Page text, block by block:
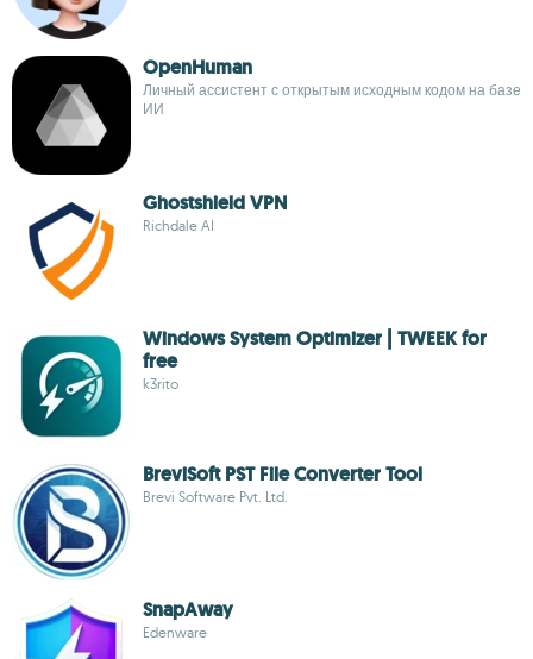
OpenHuman
Личный ассистент с открытым исходным кодом на базе
ИИ
Ghostshield VPN
Richdale AI
Windows System Optimizer | TWEEK for
free
k3rito
BreviSoft PST File Converter Tool
Brevi Software Pvt. Ltd.
SnapAway
Edenware